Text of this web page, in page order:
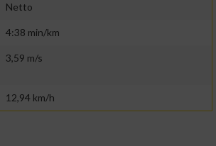
Netto
4:38 min/km
3,59 m/s
12,94 km/h